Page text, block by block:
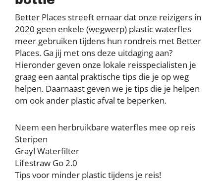
Better Places streeft ernaar dat onze reizigers in
2020 geen enkele (wegwerp) plastic waterfles
meer gebruiken tijdens hun rondreis met Better
Places. Ga jij met ons deze uitdaging aan?
Hieronder geven onze lokale reisspecialisten je
graag een aantal praktische tips die je op weg
helpen. Daarnaast geven we je tips die je helpen
om ook ander plastic afval te beperken.
Neem een herbruikbare waterfles mee op reis
Steripen
Grayl Waterfilter
Lifestraw Go 2.0
Tips voor minder plastic tijdens je reis!